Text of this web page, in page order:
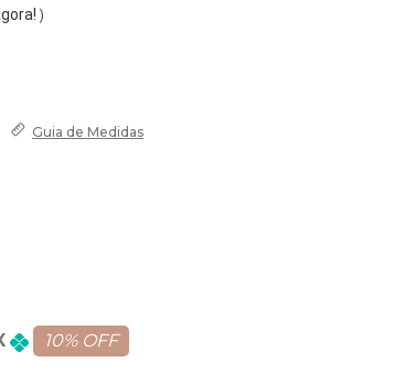
)
Guia de Medidas
10% OFF